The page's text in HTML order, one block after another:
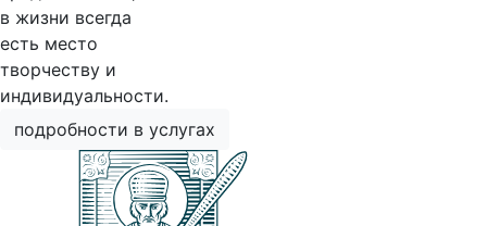
в жизни всегда
есть место
творчеству и
индивидуальности.
подробности в услугах